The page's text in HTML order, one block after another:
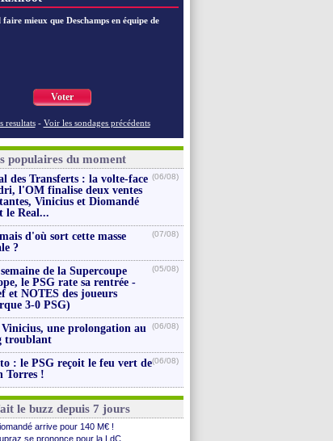
mieux que Deschamps en équipe de
Voter
resultats - Voir les sondages précédents
populaires du moment
des Transferts : la volte-face
l'OM finalise deux ventes
Vinicius et Diomandé
le Real...
(06/08)
d'où sort cette masse
?
(07/08)
de la Supercoupe
le PSG rate sa rentrée -
et NOTES des joueurs
3-0 PSG)
(05/08)
une prolongation au
troublant
(06/08)
: le PSG reçoit le feu vert de
Torres !
(06/08)
le buzz depuis 7 jours
arrive pour 140 M€ !
se prononce pour la LdC